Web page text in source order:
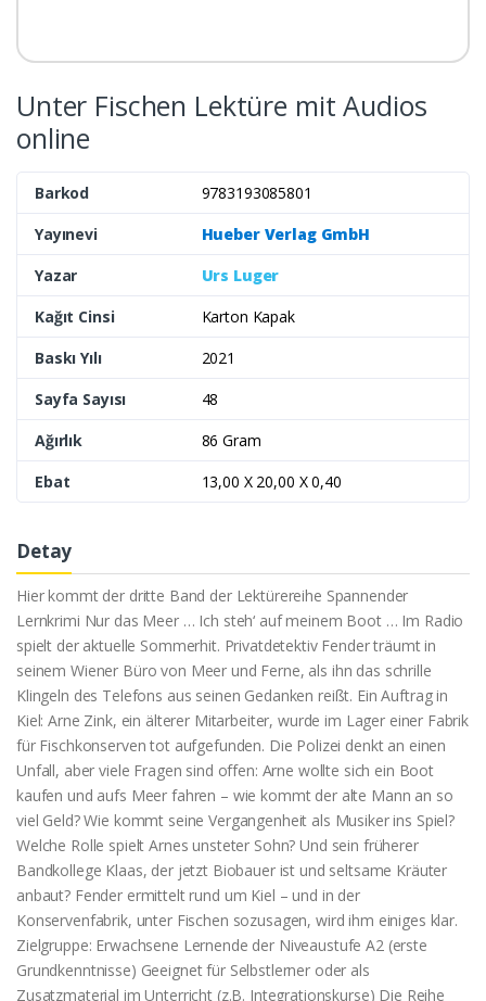
Unter Fischen Lektüre mit Audios
online
Barkod
9783193085801
Yayınevi
Hueber Verlag GmbH
Yazar
Urs Luger
Kağıt Cinsi
Karton Kapak
Baskı Yılı
2021
Sayfa Sayısı
48
Ağırlık
86 Gram
Ebat
13,00 X 20,00 X 0,40
Detay
Hier kommt der dritte Band der Lektürereihe Spannender
Lernkrimi Nur das Meer … Ich steh‘ auf meinem Boot … Im Radio
spielt der aktuelle Sommerhit. Privatdetektiv Fender träumt in
seinem Wiener Büro von Meer und Ferne, als ihn das schrille
Klingeln des Telefons aus seinen Gedanken reißt. Ein Auftrag in
Kiel: Arne Zink, ein älterer Mitarbeiter, wurde im Lager einer Fabrik
für Fischkonserven tot aufgefunden. Die Polizei denkt an einen
Unfall, aber viele Fragen sind offen: Arne wollte sich ein Boot
kaufen und aufs Meer fahren – wie kommt der alte Mann an so
viel Geld? Wie kommt seine Vergangenheit als Musiker ins Spiel?
Welche Rolle spielt Arnes unsteter Sohn? Und sein früherer
Bandkollege Klaas, der jetzt Biobauer ist und seltsame Kräuter
anbaut? Fender ermittelt rund um Kiel – und in der
Konservenfabrik, unter Fischen sozusagen, wird ihm einiges klar.
Zielgruppe: Erwachsene Lernende der Niveaustufe A2 (erste
Grundkenntnisse) Geeignet für Selbstlerner oder als
Zusatzmaterial im Unterricht (z.B. Integrationskurse) Die Reihe